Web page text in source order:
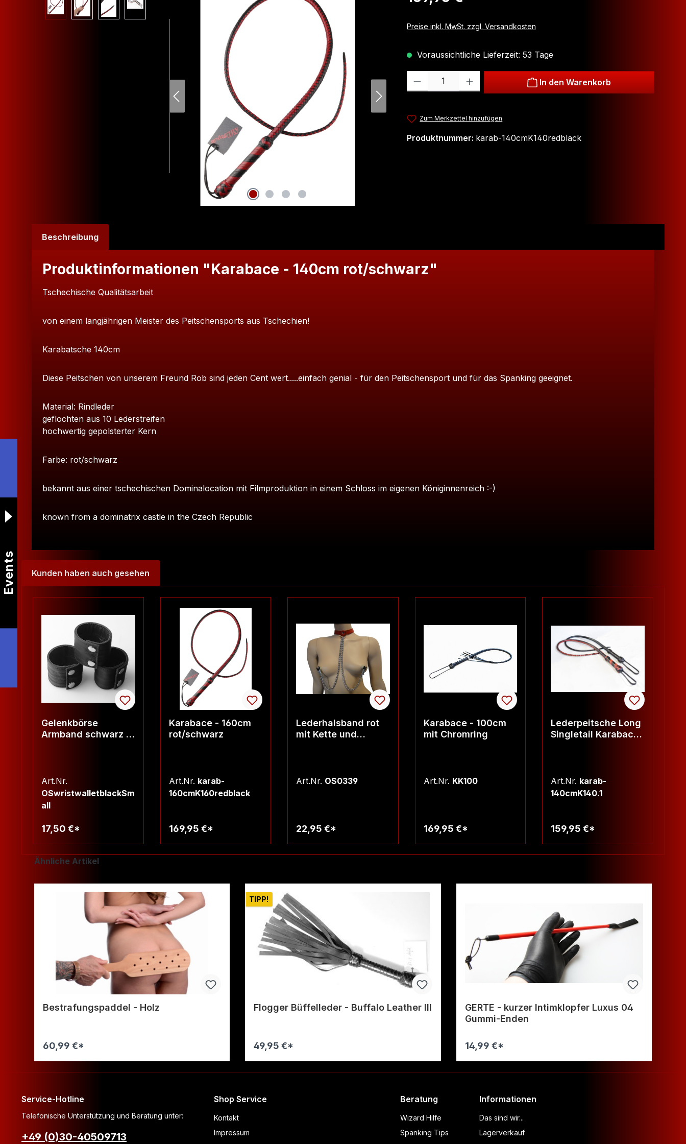
Preise inkl. MwSt. zzgl. Versandkosten
Voraussichtliche Lieferzeit: 53 Tage
Produkt Anzahl: Gib den gewünschten Wert ein oder benutze die Schaltflächen
In den Warenkorb
Zum Merkzettel hinzufügen
Produktnummer: karab-140cmK140redblack
Beschreibung
Produktinformationen "Karabace - 140cm rot/schwarz"
Tschechische Qualitätsarbeit
von einem langjährigen Meister des Peitschensports aus Tschechien!
Karabatsche 140cm
Diese Peitschen von unserem Freund Rob sind jeden Cent wert.....einfach genial - für den Peitschensport und für das Spanking geeignet.
Material: Rindleder
geflochten aus 10 Lederstreifen
hochwertig gepolsterter Kern
Farbe: rot/schwarz
bekannt aus einer tschechischen Dominalocation mit Filmproduktion in einem Schloss im eigenen Königinnenreich :-)
known from a dominatrix castle in the Czech Republic
Kunden haben auch gesehen
Gelenkbörse
Armband schwarz -
Art.Nr.
OSwristwalletblackSm
all
17,50 €*
Karabace - 160cm
rot/schwarz
Art.Nr. karab-
160cmK160redblack
169,95 €*
Lederhalsband rot
mit Kette und
Art.Nr. OS0339
22,95 €*
Karabace - 100cm
mit Chromring
Art.Nr. KK100
169,95 €*
Lederpeitsche Long
Singletail Karabace
Art.Nr. karab-
140cmK140.1
159,95 €*
Produktgalerie überspringen
Ähnliche Artikel
Bestrafungspaddel - Holz
60,99 €*
TIPP!
Flogger Büffelleder - Buffalo Leather III
49,95 €*
GERTE - kurzer Intimklopfer Luxus 04
Gummi-Enden
14,99 €*
Service-Hotline
Telefonische Unterstützung und Beratung unter:
+49 (0)30-40509713
Shop Service
Kontakt
Impressum
Beratung
Wizard Hilfe
Spanking Tips
Informationen
Das sind wir...
Lagerverkauf
Events